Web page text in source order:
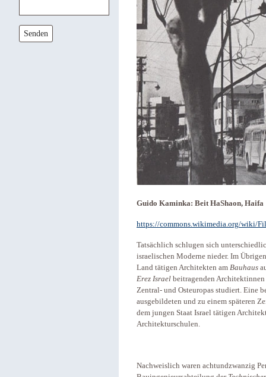
Senden
Guido Kaminka: Beit HaShaon,
https://commons.wikimedia.org/wiki/
Tatsächlich schlugen sich
israelischen Moderne nieder. Im
Land tätigen Architekten am Bauhaus
Erez Israel beitragenden
Zentral- und Osteuropas studiert. Eine
ausgebildeten und zu einem späteren
dem jungen Staat Israel tätigen
Architekturschulen.
Nachweislich waren achtundzwanzig